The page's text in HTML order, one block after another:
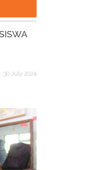
30 July 2024